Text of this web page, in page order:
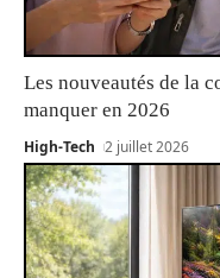
Les nouveautés de la
manquer en 2026
High-Tech 2 juillet 2026